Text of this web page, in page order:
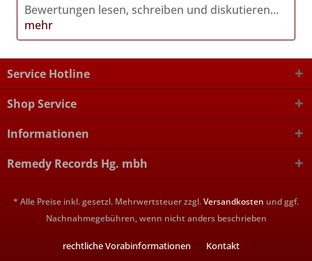
Bewertungen lesen, schreiben und diskutieren...
mehr
Service Hotline
Shop Service
Informationen
Remedy Records Hg. mbh
* Alle Preise inkl. gesetzl. Mehrwertsteuer zzgl.Versandkosten und ggf.
Nachnahmegebühren, wenn nicht anders beschrieben
rechtliche Vorabinformationen Kontakt